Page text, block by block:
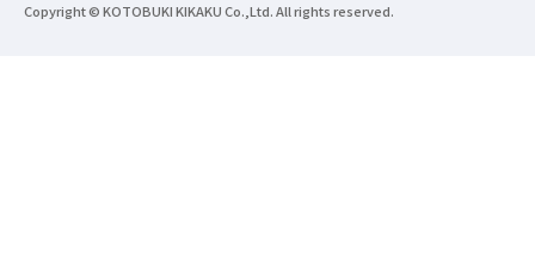
Copyright © KOTOBUKI KIKAKU Co.,Ltd. All rights reserved.